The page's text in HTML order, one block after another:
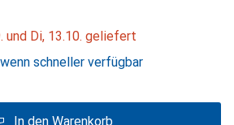
und Di, 13.10. geliefert
schneller verfügbar
In den Warenkorb